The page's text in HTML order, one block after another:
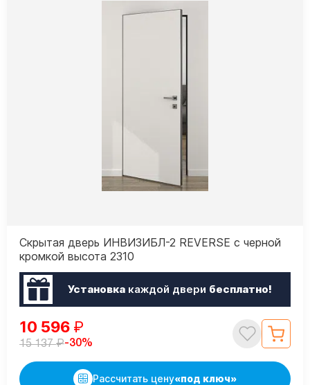
Скрытая дверь ИНВИЗИБЛ-2 REVERSE с черной
кромкой высота 2310
Установкакаждой двери бесплатно!
10 596 ₽
15 137₽-30%
Рассчитать цену«под ключ»